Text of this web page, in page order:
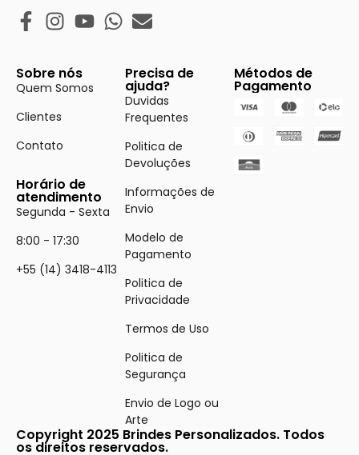
Sobre nós
Quem Somos
Clientes
Contato
Horário de
atendimento
Segunda - Sexta
8:00 - 17:30
+55 (14) 3418-4113
Precisa de
ajuda?
Duvidas
Frequentes
Politica de
Devoluções
Informações de
Envio
Modelo de
Pagamento
Politica de
Privacidade
Termos de Uso
Politica de
Segurança
Envio de Logo ou
Arte
Métodos de
Pagamento
Copyright 2025 Brindes Personalizados. Todos
os direitos reservados.